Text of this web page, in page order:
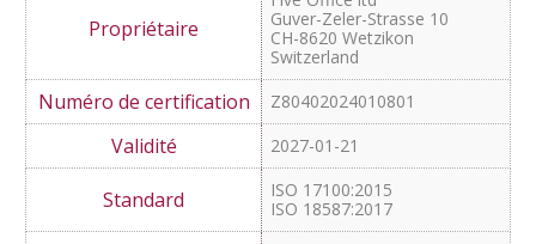
ISO 17100:2015
ISO 18587:2017
Five Office ltd
Guver-Zeler-Strasse 10
CH-8620 Wetzikon